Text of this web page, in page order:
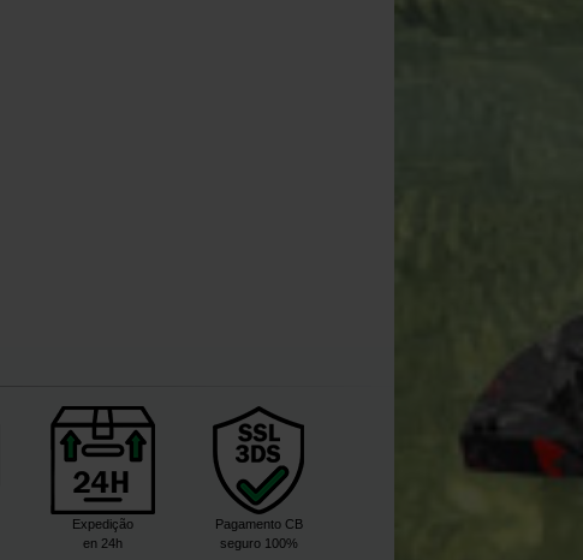
Expedição
en 24h
Pagamento CB
seguro 100%